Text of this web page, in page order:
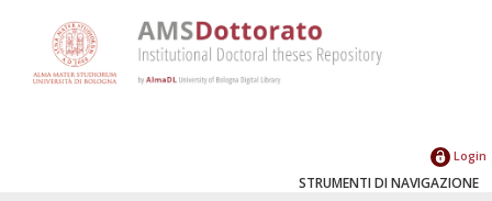
Login
STRUMENTI DI NAVIGAZIONE